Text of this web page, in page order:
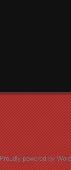
Proudly powered by